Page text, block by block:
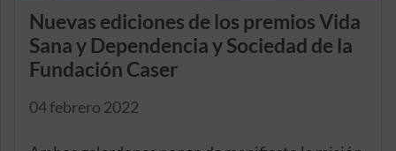
Nuevas ediciones de los premios Vida
Sana y Dependencia y Sociedad de la
Fundación Caser
04 febrero 2022